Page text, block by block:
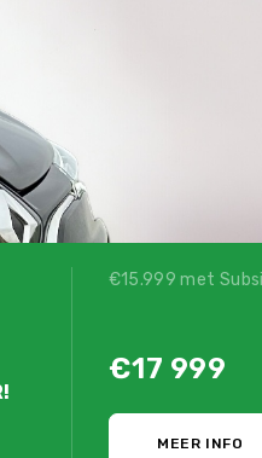
€15.999 met
€17 999
MEER INFO